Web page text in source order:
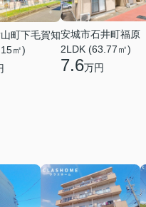
町下毛賀知
㎡)
安城市石井町福原
2LDK (63.77㎡)
7.6万円